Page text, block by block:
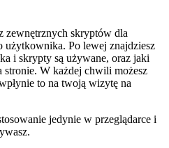
zewnętrznych skryptów dla
użytkownika. Po lewej znajdziesz
i skrypty są używane, oraz jaki
W każdej chwili możesz
to na twoją wizytę na
jedynie w przeglądarce i